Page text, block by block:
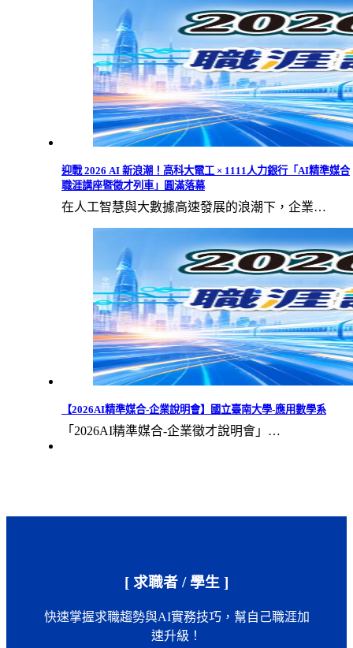
迎戰 2026 AI 新浪潮！高科大電工 × 1111人力銀行「AI精準媒合
職涯講座暨徵才列車」圓滿落幕
在人工智慧與大數據高速發展的浪潮下，企業…
【2026AI精準媒合-企業說明會】國立臺南大學-應用數學系
「2026AI精準媒合-企業徵才說明會」…
[ 求職者 / 學生 ]
快速掌握求職趨勢與AI實務技巧，幫自己職涯加
速升級！